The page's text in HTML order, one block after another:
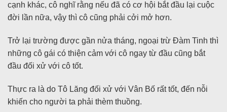
cạnh khác, cô nghĩ rằng nếu đã có cơ hội bắt đầu lại cuộc
đời lần nữa, vậy thì cô cũng phải cởi mở hơn.
Trở lại trường được gần nửa tháng, ngoại trừ Đàm Tinh thì
những cô gái có thiện cảm với cô ngay từ đầu cũng bắt
đầu đối xử với cô tốt.
Thực ra là do Tô Lăng đối xử với Vân Bố rất tốt, đến nỗi
khiến cho người ta phải thèm thuồng.